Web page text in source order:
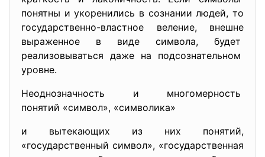
понятны и укоренились в сознании людей, то
государственно-властное веление, внешне
выраженное в виде символа, будет
реализовываться даже на подсознательном
уровне.
Неоднозначность и многомерность
понятий «символ», «символика»
и вытекающих из них понятий,
«государственный символ», «государственная